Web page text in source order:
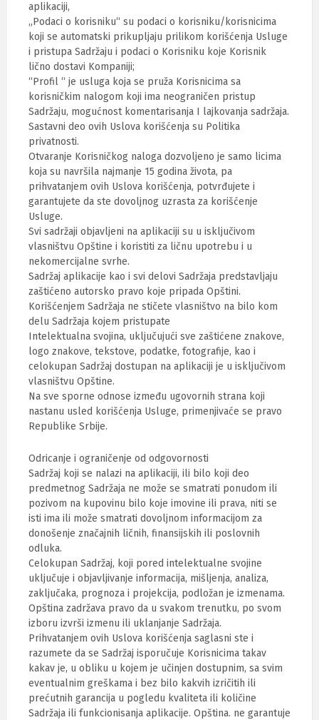
aplikaciji,
„Podaci o korisniku“ su podaci o korisniku/korisnicima
koji se automatski prikupljaju prilikom korišćenja Usluge
i pristupa Sadržaju i podaci o Korisniku koje Korisnik
lično dostavi Kompaniji;
“Profil “ je usluga koja se pruža Korisnicima sa
korisničkim nalogom koji ima neograničen pristup
Sadržaju, mogućnost komentarisanja I lajkovanja sadržaja.
Sastavni deo ovih Uslova korišćenja su Politika
privatnosti.
Otvaranje Korisničkog naloga dozvoljeno je samo licima
koja su navršila najmanje 15 godina života, pa
prihvatanjem ovih Uslova korišćenja, potvrđujete i
garantujete da ste dovoljnog uzrasta za korišćenje
Usluge.
Svi sadržaji objavljeni na aplikaciji su u isključivom
vlasništvu Opštine i koristiti za ličnu upotrebu i u
nekomercijalne svrhe.
Sadržaj aplikacije kao i svi delovi Sadržaja predstavljaju
zaštićeno autorsko pravo koje pripada Opštini.
Korišćenjem Sadržaja ne stičete vlasništvo na bilo kom
delu Sadržaja kojem pristupate
Intelektualna svojina, uključujući sve zaštićene znakove,
logo znakove, tekstove, podatke, fotografije, kao i
celokupan Sadržaj dostupan na aplikaciji je u isključivom
vlasništvu Opštine.
Na sve sporne odnose između ugovornih strana koji
nastanu usled korišćenja Usluge, primenjivaće se pravo
Republike Srbije.
Odricanje i ograničenje od odgovornosti
Sadržaj koji se nalazi na aplikaciji, ili bilo koji deo
predmetnog Sadržaja ne može se smatrati ponudom ili
pozivom na kupovinu bilo koje imovine ili prava, niti se
isti ima ili može smatrati dovoljnom informacijom za
donošenje značajnih ličnih, finansijskih ili poslovnih
odluka.
Celokupan Sadržaj, koji pored intelektualne svojine
uključuje i objavljivanje informacija, mišljenja, analiza,
zaključaka, prognoza i projekcija, podložan je izmenama.
Opština zadržava pravo da u svakom trenutku, po svom
izboru izvrši izmenu ili uklanjanje Sadržaja.
Prihvatanjem ovih Uslova korišćenja saglasni ste i
razumete da se Sadržaj isporučuje Korisnicima takav
kakav je, u obliku u kojem je učinjen dostupnim, sa svim
eventualnim greškama i bez bilo kakvih izričitih ili
prećutnih garancija u pogledu kvaliteta ili količine
Sadržaja ili funkcionisanja aplikacije. Opština. ne garantuje